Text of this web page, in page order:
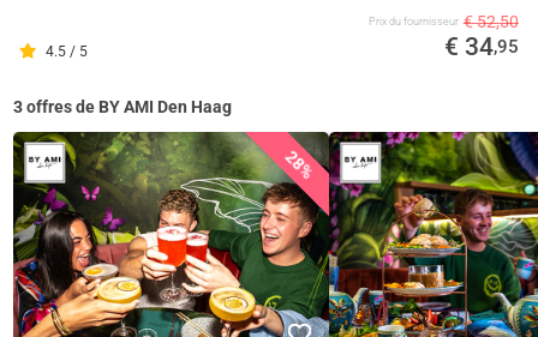
4.5 / 5
Prix ​​du fournisseur € 52,50
€ 34,95
3 offres de BY AMI Den Haag
28%